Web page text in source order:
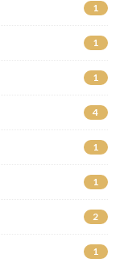
1
1
1
4
1
1
2
1